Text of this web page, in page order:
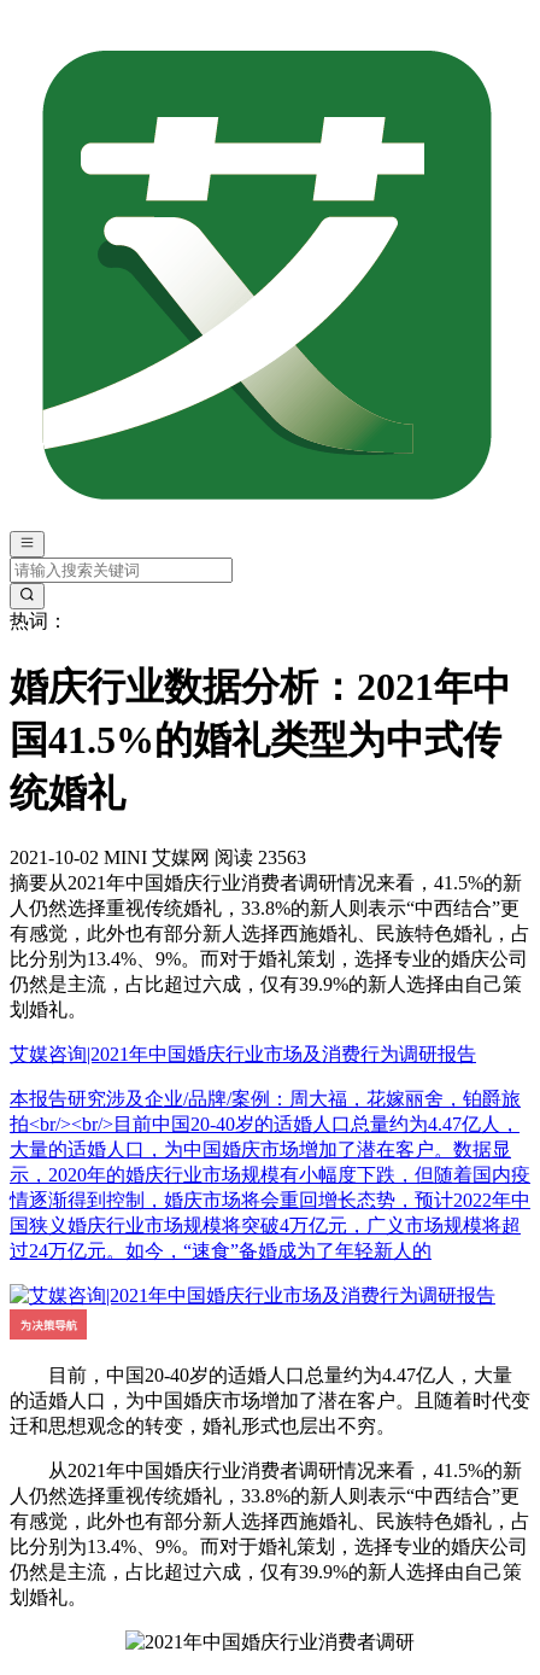
热词：
婚庆行业数据分析：2021年中
国41.5%的婚礼类型为中式传
统婚礼
2021-10-02 MINI 艾媒网 阅读 23563
摘要从2021年中国婚庆行业消费者调研情况来看，41.5%的新
人仍然选择重视传统婚礼，33.8%的新人则表示“中西结合”更
有感觉，此外也有部分新人选择西施婚礼、民族特色婚礼，占
比分别为13.4%、9%。而对于婚礼策划，选择专业的婚庆公司
仍然是主流，占比超过六成，仅有39.9%的新人选择由自己策
划婚礼。
艾媒咨询|2021年中国婚庆行业市场及消费行为调研报告
本报告研究涉及企业/品牌/案例：周大福，花嫁丽舍，铂爵旅
拍<br/><br/>目前中国20-40岁的适婚人口总量约为4.47亿人，
大量的适婚人口，为中国婚庆市场增加了潜在客户。数据显
示，2020年的婚庆行业市场规模有小幅度下跌，但随着国内疫
情逐渐得到控制，婚庆市场将会重回增长态势，预计2022年中
国狭义婚庆行业市场规模将突破4万亿元，广义市场规模将超
过24万亿元。如今，“速食”备婚成为了年轻新人的
目前，中国20-40岁的适婚人口总量约为4.47亿人，大量
的适婚人口，为中国婚庆市场增加了潜在客户。且随着时代变
迁和思想观念的转变，婚礼形式也层出不穷。
从2021年中国婚庆行业消费者调研情况来看，41.5%的新
人仍然选择重视传统婚礼，33.8%的新人则表示“中西结合”更
有感觉，此外也有部分新人选择西施婚礼、民族特色婚礼，占
比分别为13.4%、9%。而对于婚礼策划，选择专业的婚庆公司
仍然是主流，占比超过六成，仅有39.9%的新人选择由自己策
划婚礼。